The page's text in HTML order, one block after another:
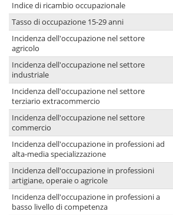
Indice di ricambio occupazionale
Tasso di occupazione 15-29 anni
Incidenza dell'occupazione nel settore
agricolo
Incidenza dell'occupazione nel settore
industriale
Incidenza dell'occupazione nel settore
terziario extracommercio
Incidenza dell'occupazione nel settore
commercio
Incidenza dell'occupazione in professioni ad
alta-media specializzazione
Incidenza dell'occupazione in professioni
artigiane, operaie o agricole
Incidenza dell'occupazione in professioni a
basso livello di competenza